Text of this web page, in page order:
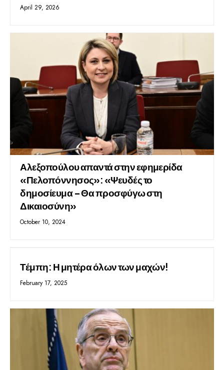
April 29, 2026
Αλεξοπούλου απαντά στην εφημερίδα
«Πελοπόννησος»: «Ψευδές το
δημοσίευμα – Θα προσφύγω στη
Δικαιοσύνη»
October 10, 2024
Τέμπη: Η μητέρα όλων των μαχών!
February 17, 2025